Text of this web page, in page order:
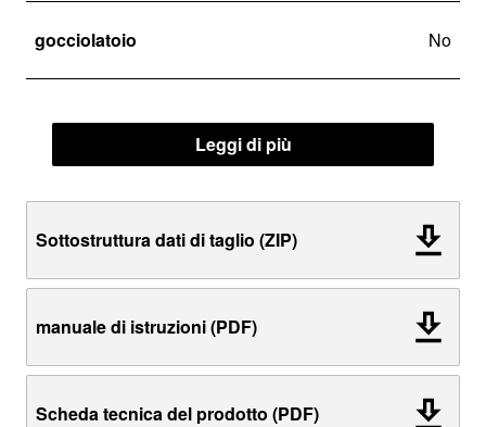
gocciolatoio No
Leggi di più
Sottostruttura dati di taglio (ZIP)
manuale di istruzioni (PDF)
Scheda tecnica del prodotto (PDF)